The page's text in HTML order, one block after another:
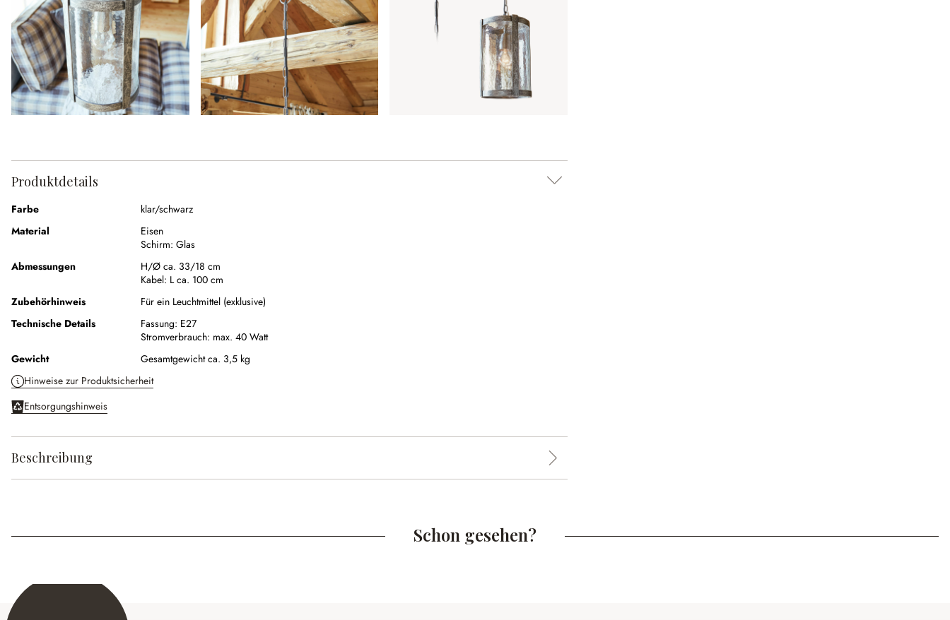
Produktdetails
Farbe
klar/schwarz
Material
Eisen
Schirm: Glas
Abmessungen
H/Ø ca. 33/18 cm
Kabel: L ca. 100 cm
Zubehörhinweis
Für ein Leuchtmittel (exklusive)
Technische Details
Fassung: E27
Stromverbrauch: max. 40 Watt
Gewicht
Gesamtgewicht ca. 3,5 kg
Hinweise zur Produktsicherheit
Entsorgungshinweis
Beschreibung
Schon gesehen?